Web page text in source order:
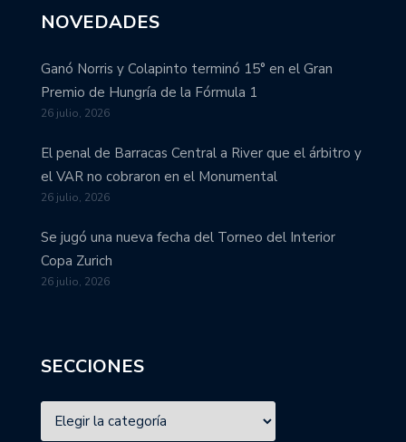
NOVEDADES
Ganó Norris y Colapinto terminó 15° en el Gran
Premio de Hungría de la Fórmula 1
26 julio, 2026
El penal de Barracas Central a River que el árbitro y
el VAR no cobraron en el Monumental
26 julio, 2026
Se jugó una nueva fecha del Torneo del Interior
Copa Zurich
26 julio, 2026
SECCIONES